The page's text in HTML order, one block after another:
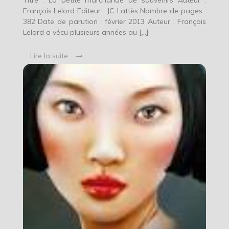
François Lelord Editeur : JC Lattès Nombre de pages :
382 Date de parution : février 2013 Auteur : François
Lelord a vécu plusieurs années au […]
Lire la suite